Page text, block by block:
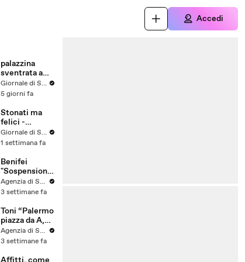
Accedi
palazzina
sventrata a
Messina,
nuovo video
Giornale di Sicilia
5 giorni fa
Stonati ma
felici -
Puntata 15Giornale di Sicilia
1 settimana fa
Benifei
"Sospensione
accordo Ue-
Israele
commerciale,
voto a
maggioranza"
Agenzia di Stampa ITALPRESS
3 settimane fa
Toni “Palermo
piazza da A,
può essere
l'anno buono”
Agenzia di Stampa ITALPRESS
3 settimane fa